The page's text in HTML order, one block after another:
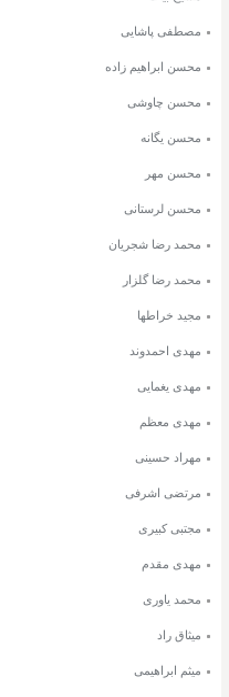
مصطفی پاشایی
محسن ابراهیم زاده
محسن چاوشی
محسن یگانه
محسن مهر
محسن لرستانی
محمد رضا شجریان
محمد رضا گلزار
مجید خراطها
مهدی احمدوند
مهدی یغمایی
مهدی معظم
مهراد حسینی
مرتضی اشرفی
مجتبی کبیری
مهدی مقدم
محمد یاوری
میثاق راد
میثم ابراهیمی